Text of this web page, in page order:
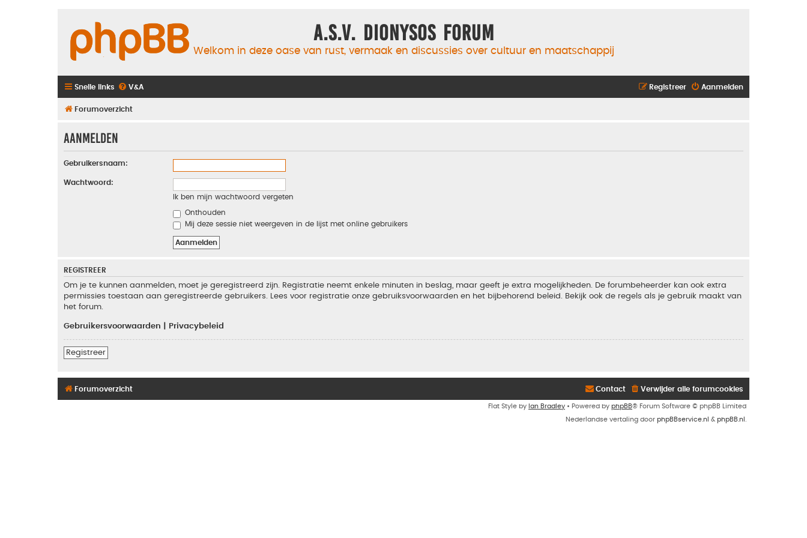
A.S.V. Dionysos Forum
Welkom in deze oase van rust, vermaak en discussies over cultuur en maatschappij
Snelle links V&A Aanmelden
Registreer
Forumoverzicht
Aanmelden
Gebruikersnaam:
Wachtwoord:
Ik ben mijn wachtwoord vergeten
Onthouden
Mij deze sessie niet weergeven in de lijst met online gebruikers
REGISTREER
Om je te kunnen aanmelden, moet je geregistreerd zijn. Registratie neemt enkele minuten in beslag, maar geeft je extra mogelijkheden. De forumbeheerder kan ook extra
permissies toestaan aan geregistreerde gebruikers. Lees voor registratie onze gebruiksvoorwaarden en het bijbehorend beleid. Bekijk ook de regels als je gebruik maakt van
het forum.
Gebruikersvoorwaarden Privacybeleid
Registreer
Forumoverzicht Verwijder alle forumcookies
Contact
Flat Style by Ian Bradley • Powered by phpBB® Forum Software © phpBB Limited
Nederlandse vertaling door phpBBservice.nl & phpBB.nl